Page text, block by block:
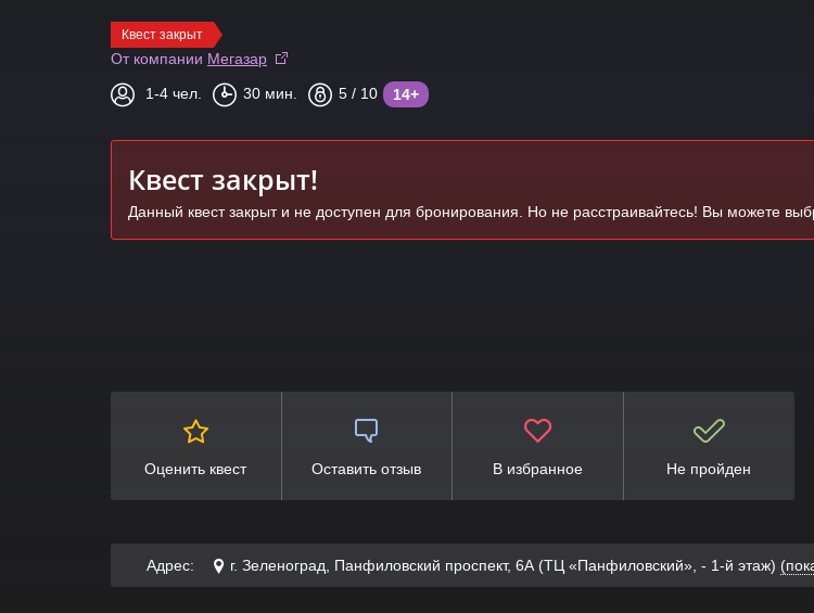
Квест закрыт
От компании Мегазар
1-4 чел. 30 мин. 5 / 10 14+
Квест закрыт!
Данный квест закрыт и не доступен для бронирования. Но не расстраивайтесь! Вы можете
Оценить квест Оставить отзыв В избранное Не пройден
Адрес: г. Зеленоград, Панфиловский проспект, 6А (ТЦ «Панфиловский», - 1-й этаж)